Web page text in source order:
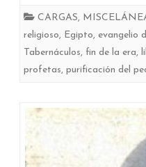
(Zacarías
CARGAS,
religioso, Egipto, evangelio
Tabernáculos, fin de la era,
profetas, purificación del